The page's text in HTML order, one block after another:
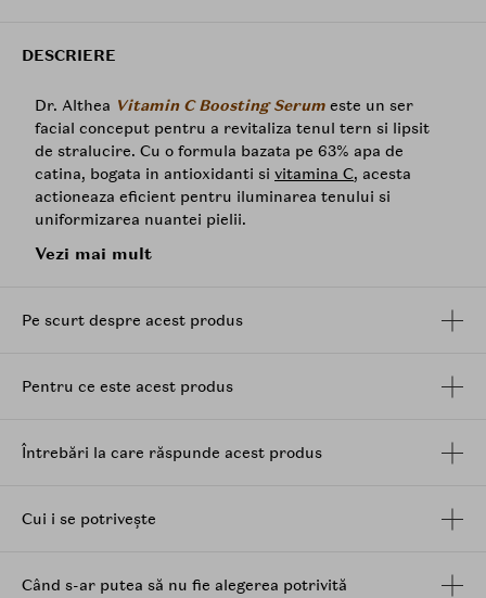
DESCRIERE
Dr. Althea Vitamin C Boosting Serum este un ser
facial conceput pentru a revitaliza tenul tern si lipsit
de stralucire. Cu o formula bazata pe 63% apa de
catina, bogata in antioxidanti si vitamina C, acesta
actioneaza eficient pentru iluminarea tenului si
uniformizarea nuantei pielii.
Imbogatit cuniacinamida
petele pigmentare si sustine regenerarea pielii, oferind
chiar si pentru pielea sensibila.
Lumineaza vizibil si uniformizeaza tenul
pigmentare
Fara parfum sau coloranti artificiali
Vezi mai mult
Pe scurt despre acest produs
Pentru ce este acest produs
Întrebări la care răspunde acest produs
Cui i se potrivește
Când s-ar putea să nu fie alegerea potrivită